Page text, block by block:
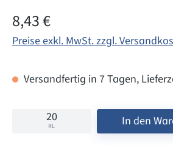
Regulärer Preis:
8,43 €
Preise exkl. MwSt. zzgl.
Versandfertig in 7 Tagen,
RL In den